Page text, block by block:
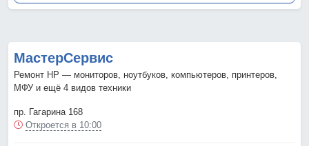
МастерСервис
Ремонт HP — мониторов, ноутбуков, компьютеров, принтеров,
МФУ и ещё 4 видов техники
пр. Гагарина 168
Откроется в 10:00